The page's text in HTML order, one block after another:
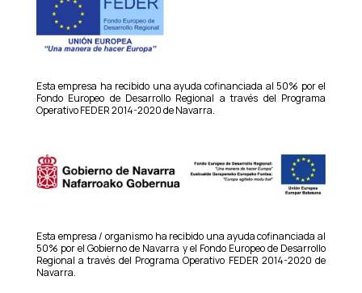
Esta empresa ha recibido una ayuda cofinanciada al 50% por el
Fondo Europeo de Desarrollo Regional a través del Programa
Operativo FEDER 2014-2020 de Navarra.
Esta empresa / organismo ha recibido una ayuda cofinanciada al
50% por el Gobierno de Navarra y el Fondo Europeo de Desarrollo
Regional a través del Programa Operativo FEDER 2014-2020 de
Navarra.